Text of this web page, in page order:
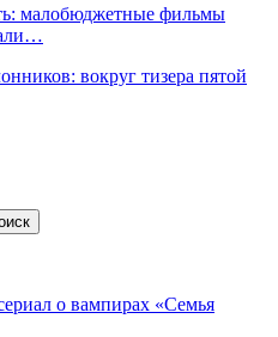
малобюджетные фильмы
вокруг тизера пятой
о вампирах «Семья